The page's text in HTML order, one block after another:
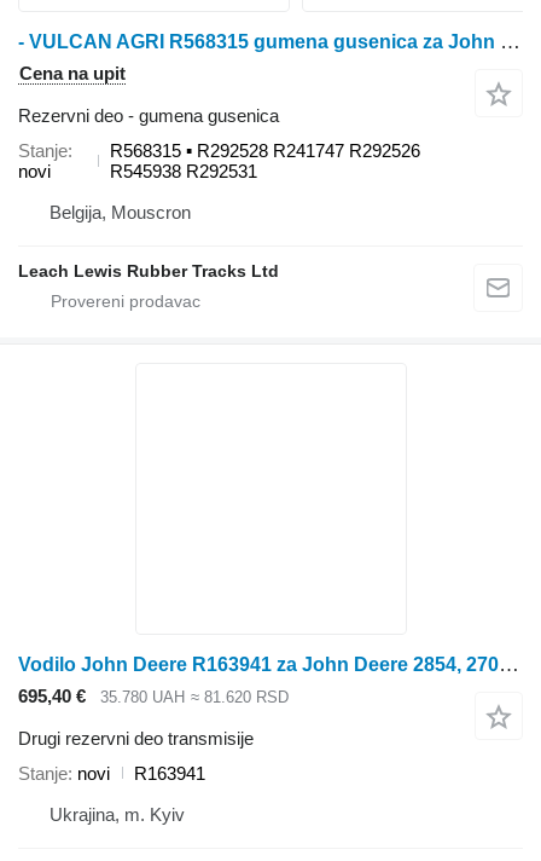
- VULCAN AGRI R568315 gumena gusenica za John Deere 8000T / 8100T / 8200T / 8300T / 8400T / 8110T / 8210T / 8310T / 8410T / 8120T / 8220T / 8320T / 8420T / 8520T / 8130T / 8230T / 8330T / 8430T / 8530T traktora guseničara
Cena na upit
Rezervni deo - gumena gusenica
Stanje
novi
R568315 ▪ R292528 R241747 R292526
R545938 R292531
Belgija, Mouscron
Leach Lewis Rubber Tracks Ltd
Vodilo John Deere R163941 za John Deere 2854, 2704, 2904, 3204, 8120, 8220, 8320, 8420, 8520 traktora točkaša
695,40 € 35.780 UAH ≈ 81.620 RSD
Drugi rezervni deo transmisije
Stanje novi
R163941
Ukrajina, m. Kyiv